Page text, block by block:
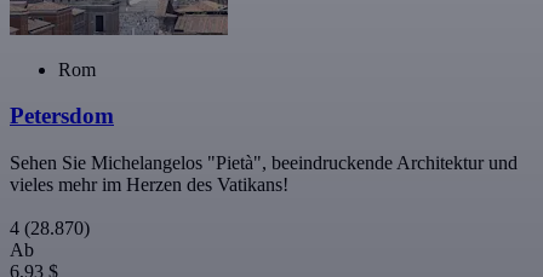
Rom
Petersdom
Sehen Sie Michelangelos "Pietà", beeindruckende Architektur und
vieles mehr im Herzen des Vatikans!
4 (28.870)
Ab
6,93 $